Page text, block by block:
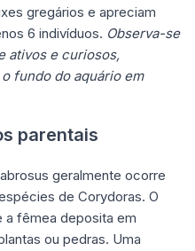
gregários e apreciam
6 indivíduos. Observa-se
ativos e curiosos,
fundo do aquário em
parentais
geralmente ocorre
de Corydoras. O
a fêmea deposita em
ou pedras. Uma